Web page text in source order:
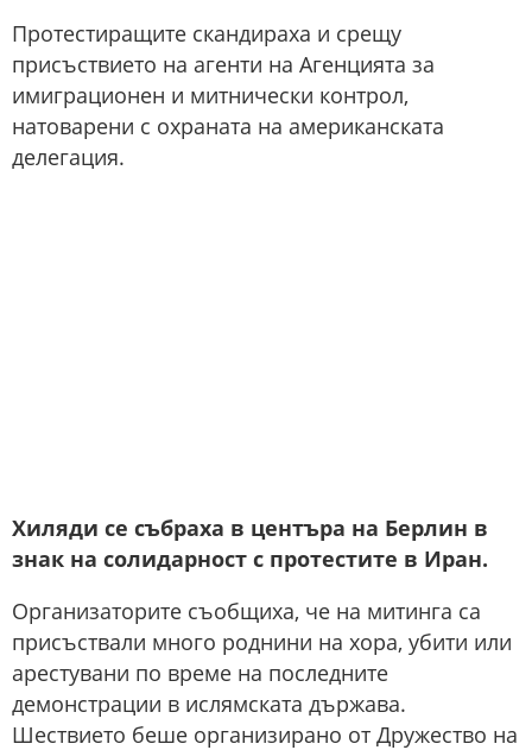
Протестиращите скандираха и срещу
присъствието на агенти на Агенцията за
имиграционен и митнически контрол,
натоварени с охраната на американската
делегация.
Хиляди се събраха в центъра на Берлин в
знак на солидарност с протестите в Иран.
Организаторите съобщиха, че на митинга са
присъствали много роднини на хора, убити или
арестувани по време на последните
демонстрации в ислямската държава.
Шествието беше организирано от Дружество на